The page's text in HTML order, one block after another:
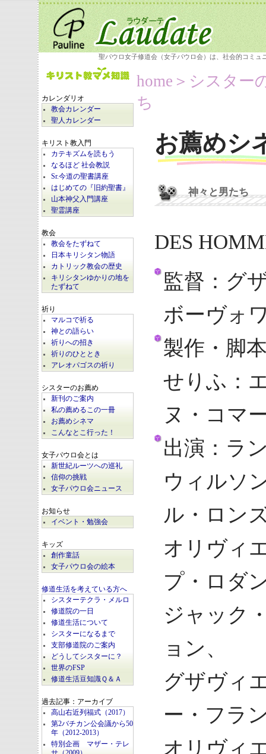
聖パウロ女子修道会（女子パウロ会）は、社会的コミ
カレンダリオ
教会カレンダー
聖人カレンダー
キリスト教入門
カテキズムを読もう
なるほど 社会教説
Sr.今道の聖書講座
はじめての『旧約聖書』
山本神父入門講座
聖霊講座
教会
教会をたずねて
日本キリシタン物語
カトリック教会の歴史
キリシタンゆかりの地を
たずねて
祈り
マルコで祈る
神との語らい
祈りへの招き
祈りのひととき
アレオパゴスの祈り
シスターのお薦め
新刊のご案内
私の薦めるこの一冊
お薦めシネマ
こんなとこ行った！
女子パウロ会とは
新世紀ルーツへの巡礼
信仰の挑戦
女子パウロ会ニュース
お知らせ
イベント・勉強会
キッズ
創作童話
女子パウロ会の絵本
修道生活を考えている方へ
シスターテクラ・メルロ
修道院の一日
修道生活について
シスターになるまで
支部修道院のご案内
どうしてシスターに？
世界のFSP
修道生活豆知識Ｑ＆Ａ
過去記事：アーカイブ
高山右近列福式（2017）
第2バチカン公会議から50
年（2012-2013）
特別企画 マザー・テレ
home ＞シスター
ち
お薦めシ
神々と男たち
DES
監督：グ
ボーヴォ
製作・脚
せりふ：
ヌ・コマ
出演：ラ
ウィルソ
ル・ロン
オリヴィ
プ・ロダ
ジャック
ョン、
グザヴィ
ー・フラ
オリヴィ